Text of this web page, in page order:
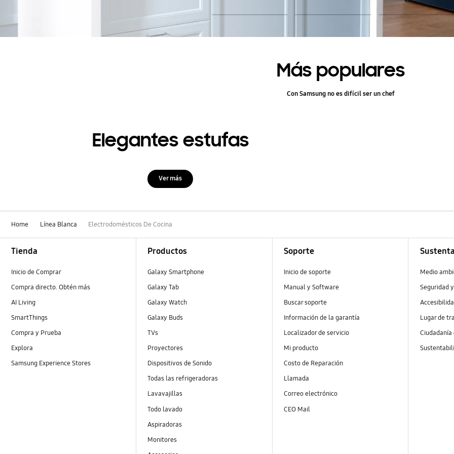
Más populares
Con Samsung no es difícil ser un chef
Elegantes estufas
Ver más
Home Línea Blanca Electrodomésticos De Cocina
Tienda
Inicio de Comprar
Compra directo. Obtén más
AI Living
SmartThings
Compra y Prueba
Explora
Samsung Experience Stores
Productos
Galaxy Smartphone
Galaxy Tab
Galaxy Watch
Galaxy Buds
TVs
Proyectores
Dispositivos de Sonido
Todas las refrigeradoras
Lavavajillas
Todo lavado
Aspiradoras
Monitores
Soporte
Inicio de soporte
Manual y Software
Buscar soporte
Información de la garantía
Localizador de servicio
Mi producto
Costo de Reparación
Llamada
Correo electrónico
CEO Mail
Medio
Seguridad
Lugar de